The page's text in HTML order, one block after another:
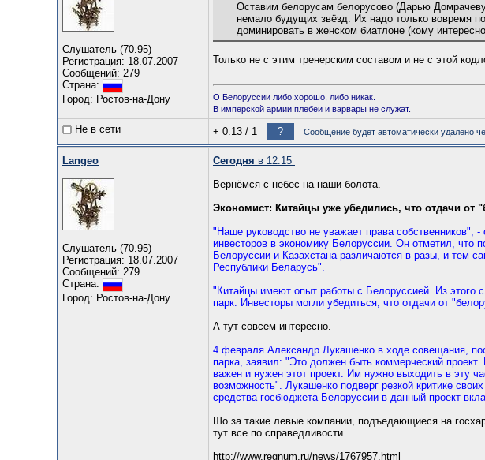
Слушатель (70.95)
Регистрация: 18.07.2007
Сообщений: 279
Страна:
Город: Ростов-на-Дону
Оставим белорусам белорусово (Дарью
немало будущих звёзд. Их надо только вовремя
доминировать в женском биатлоне (кому
Только не с этим тренерским составом и не с этой
О Белоруссии либо хорошо, либо никак.
В имперской армии плебеи и варвары не служат.
Не в сети + 0.13 / 1 ? Сообщение будет автоматически удалено
Langeo Сегодня в 12:15
Слушатель (70.95)
Регистрация: 18.07.2007
Сообщений: 279
Страна:
Город: Ростов-на-Дону
Вернёмся с небес на наши болота.
Экономист: Китайцы уже убедились, что отдачи от
"Наше руководство не уважает права собственников",
инвесторов в экономику Белоруссии. Он отметил, что
Белоруссии и Казахстана различаются в разы, и тем
Республики Беларусь".
"Китайцы имеют опыт работы с Белоруссией. Из этого
парк. Инвесторы могли убедиться, что отдачи от
А тут совсем интересно.
4 февраля Александр Лукашенко в ходе совещания,
парка, заявил: "Это должен быть коммерческий
важен и нужен этот проект. Им нужно выходить в эту
возможность". Лукашенко подверг резкой критике
средства госбюджета Белоруссии в данный проект
Шо за такие левые компании, подъедающиеся на
тут все по справедливости.
http://www.regnum.ru/news/1767957.html